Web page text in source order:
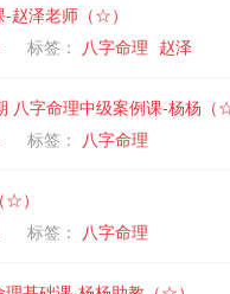
赵泽老师（☆）
标签： 八字命理 赵泽
八字命理中级案例课-杨杨（☆
标签： 八字命理
）
标签： 八字命理